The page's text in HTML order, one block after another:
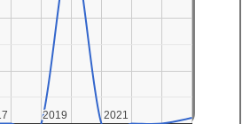
2019
2019 2021
2021